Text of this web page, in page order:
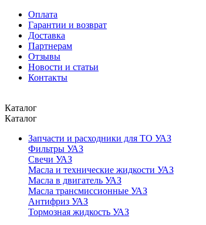
Оплата
Гарантии и возврат
Доставка
Партнерам
Отзывы
Новости и статьи
Контакты
Каталог
Каталог
Запчасти и расходники для ТО УАЗ
Фильтры УАЗ
Свечи УАЗ
Масла и технические жидкости УАЗ
Масла в двигатель УАЗ
Масла трансмиссионные УАЗ
Антифриз УАЗ
Тормозная жидкость УАЗ